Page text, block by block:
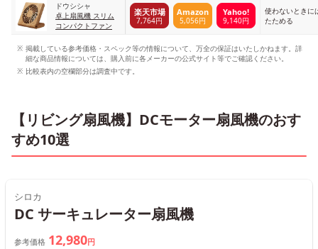
ドウシシャ
卓上扇風機 スリム
コンパクトファン
楽天市場
7,764円
Amazon
5,056円
Yahoo!
9,140円
使わないときに
たためる
掲載している参考価格・スペック等の情報について、万全の保証はいたしかねます。詳
細な商品情報については、購入前に各メーカーの公式サイト等でご確認ください。
比較表内の空欄部分は調査中です。
【リビング扇風機】DCモーター扇風機のおす
すめ10選
シロカ
DC サーキュレーター扇風機
参考価格 12,980円